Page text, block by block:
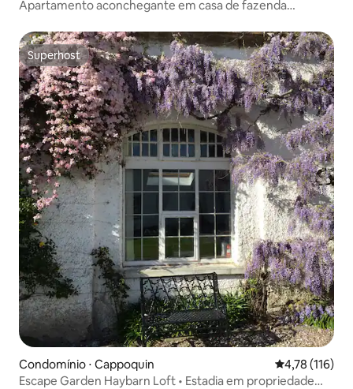
Apartamento aconchegante em casa de fazenda
Superhost
Superhost
Condomínio ⋅ Cappoquin 4,78 de uma
4,78 (116)
Escape Garden Haybarn Loft • Estadia em propriedade